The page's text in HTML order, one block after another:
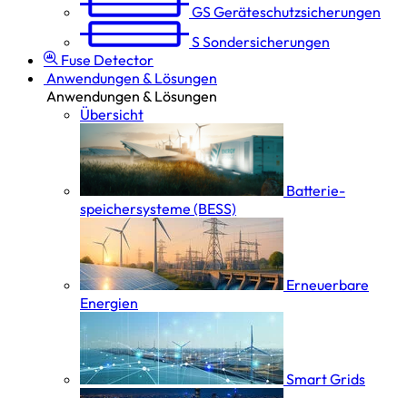
GSGeräteschutz­sicherungen
SSondersicherungen
Fuse Detector
Anwendungen & Lösungen
Anwendungen & Lösungen
Übersicht
Batterie­
speicher­systeme (BESS)
Erneuerbare
Energien
Smart Grids